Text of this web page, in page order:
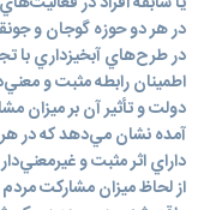
در هر دو حوزه گوجان و
اطمينان رابطه مثبت و
دولت و تأثير آن بر ميزان
آمده نشان مي‌دهد که در هر
داراي اثر مثبت و
از لحاظ ميزان مشارکت